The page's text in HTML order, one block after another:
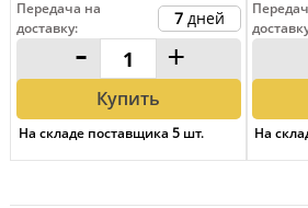
Передача на
доставку: 7 дней
- +
Купить
На складе поставщика 5 шт. На